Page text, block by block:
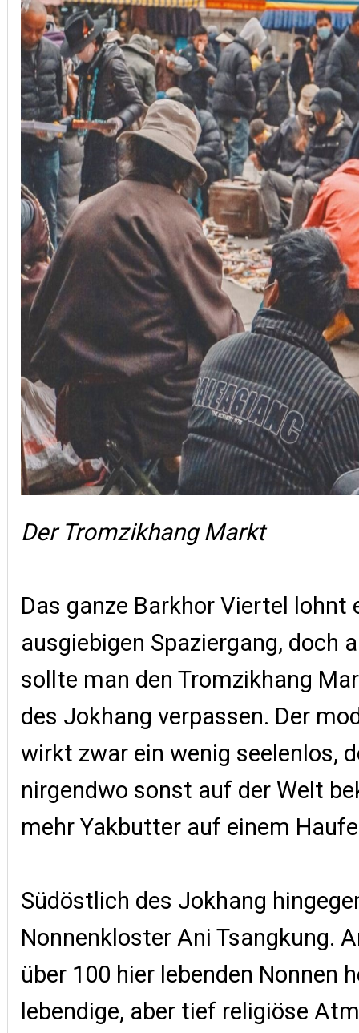
Der Tromzikhang Markt
Das ganze Barkhor Viertel lohnt
ausgiebigen Spaziergang, doch
sollte man den Tromzikhang
des Jokhang verpassen. Der
wirkt zwar ein wenig seelenlos,
nirgendwo sonst auf der Welt
mehr Yakbutter auf einem
Südöstlich des Jokhang
Nonnenkloster Ani Tsangkung.
über 100 hier lebenden Nonnen
lebendige, aber tief religiöse